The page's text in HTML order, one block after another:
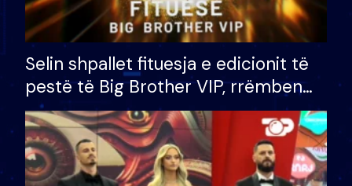
Selin shpallet fituesja e edicionit të
pestë të Big Brother VIP, rrëmben
çmimin e madh prej 100 mijë eurosh